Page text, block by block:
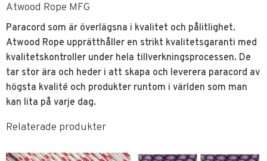
Atwood Rope MFG
Paracord som är överlägsna i kvalitet och pålitlighet.
Atwood Rope upprätthåller en strikt kvalitetsgaranti med
kvalitetskontroller under hela tillverkningsprocessen. De
tar stor ära och heder i att skapa och leverera paracord av
högsta kvalité och produkter runtom i världen som man
kan lita på varje dag.
Relaterade produkter